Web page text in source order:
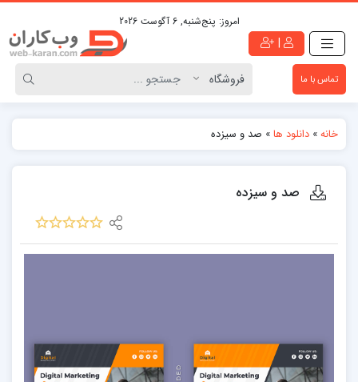
امروز: پنج‌شنبه, 6 آگوست 2026
|
تماس با ما
خانه» دانلود ها» صد و سیزده
صد و سیزده